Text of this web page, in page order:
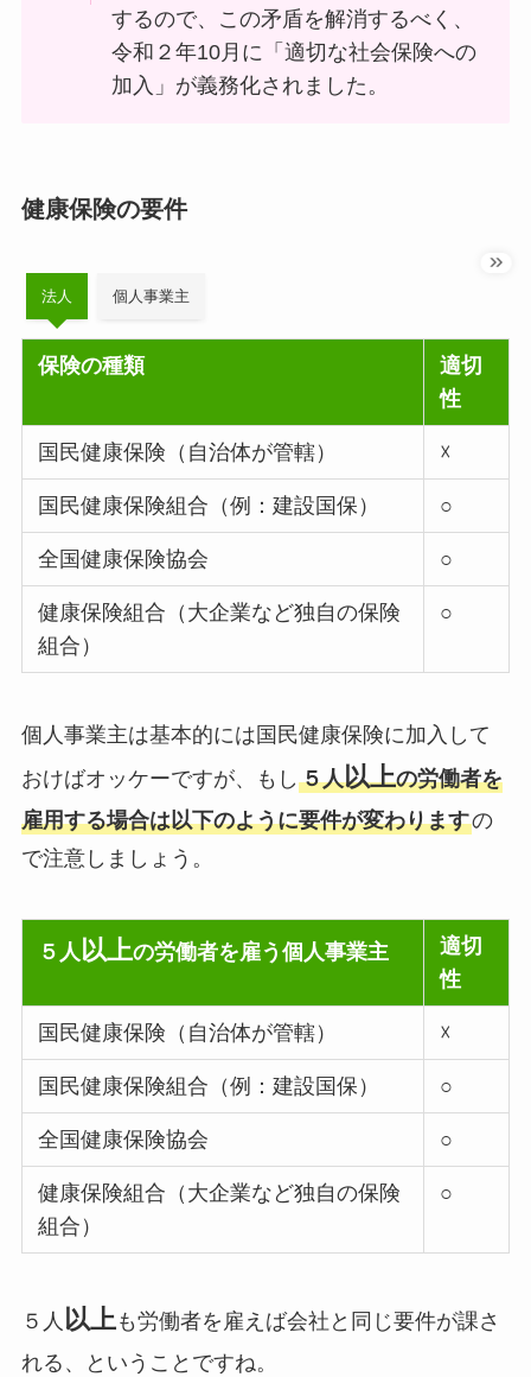
するので、この矛盾を解消するべく、
令和２年10月に「適切な社会保険への
加入」が義務化されました。
健康保険の要件
法人 個人事業主
保険の種類
適切
性
国民健康保険（自治体が管轄） ☓
国民健康保険組合（例：建設国保） ○
全国健康保険協会 ○
健康保険組合（大企業など独自の保険
組合）
○
個人事業主は基本的には国民健康保険に加入して
おけばオッケーですが、もし ５人以上の労働者を
雇用する場合は以下のように要件が変わりますの
で注意しましょう。
５人以上の労働者を雇う個人事業主
適切
性
国民健康保険（自治体が管轄） ☓
国民健康保険組合（例：建設国保） ○
全国健康保険協会 ○
健康保険組合（大企業など独自の保険
組合）
○
５人 以上も労働者を雇えば会社と同じ要件が課さ
れる、ということですね。